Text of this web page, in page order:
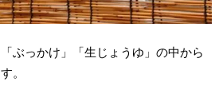
ぶっかけ」「生じょうゆ」の中から
。